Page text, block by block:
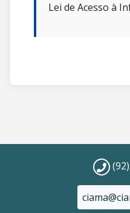
Lei de Acesso à